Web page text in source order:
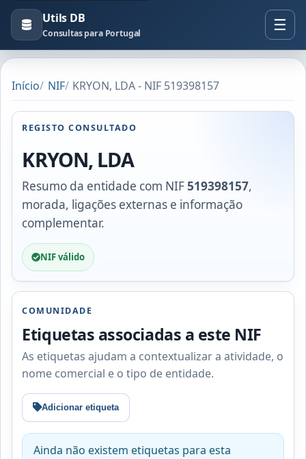
Utils DB
Consultas para Portugal
Início NIF KRYON, LDA - NIF 519398157
REGISTO CONSULTADO
KRYON, LDA
Resumo da entidade com NIF519398157,
morada, ligações externas e informação
complementar.
NIF válido
COMUNIDADE
Etiquetas associadas a este NIF
As etiquetas ajudam a contextualizar a atividade, o
nome comercial e o tipo de entidade.
Adicionar etiqueta
Ainda não existem etiquetas para esta